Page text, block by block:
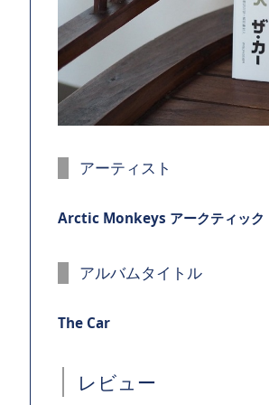
アーティスト
Arctic Monkeys アークティック
アルバムタイトル
The Car
レビュー